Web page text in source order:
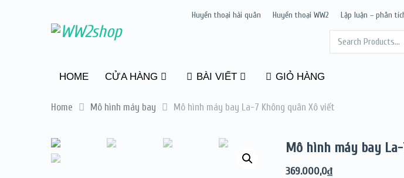
Huyền thoại hải quân Huyền thoại WW2 Lập luận – phân
HOME CỬA HÀNG BÀI VIẾT GIỎ HÀNG
Home Mô hình máy bay Mô hình máy bay La-7 Không quân Xô viết
Mô hình máy bay
369.000,0₫